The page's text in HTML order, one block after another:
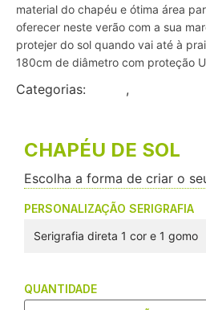
material do chapéu e ótima área
oferecer neste verão com a sua
protejer do sol quando vai até à
180cm de diâmetro com proteção
Categorias: ,
CHAPÉU DE SOL
Escolha a forma de criar o
PERSONALIZAÇÃO SERIGRAFIA
Serigrafia direta 1 cor e 1 gomo
QUANTIDADE